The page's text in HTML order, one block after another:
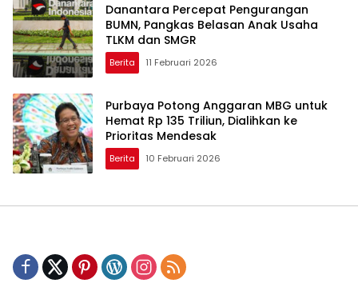
Danantara Percepat Pengurangan
BUMN, Pangkas Belasan Anak Usaha
TLKM dan SMGR
Berita 11 Februari 2026
Purbaya Potong Anggaran MBG untuk
Hemat Rp 135 Triliun, Dialihkan ke
Prioritas Mendesak
Berita 10 Februari 2026